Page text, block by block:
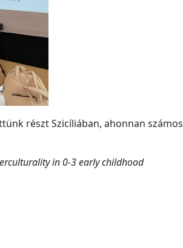
részt Szicíliában, ahonnan számos
in 0-3 early childhood